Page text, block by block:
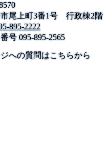
尾上町3番1号 行政棟2階
895-2222
号095-895-2565
への質問はこちらから